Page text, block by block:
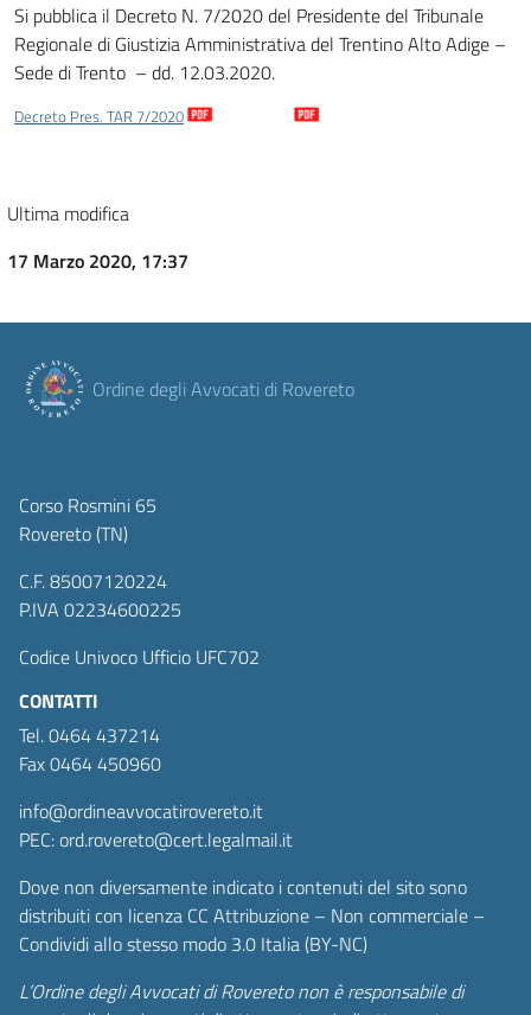
Si pubblica il Decreto N. 7/2020 del Presidente del Tribunale
Regionale di Giustizia Amministrativa del Trentino Alto Adige –
Sede di Trento – dd. 12.03.2020.
Decreto Pres. TAR 7/2020
Ultima modifica
17 Marzo 2020, 17:37
Ordine degli Avvocati di Rovereto
Corso Rosmini 65
Rovereto (TN)
C.F. 85007120224
P.IVA 02234600225
Codice Univoco Ufficio UFC702
CONTATTI
Tel. 0464 437214
Fax 0464 450960
info@ordineavvocatirovereto.it
PEC: ord.rovereto@cert.legalmail.it
Dove non diversamente indicato i contenuti del sito sono
distribuiti con licenza CC Attribuzione – Non commerciale –
Condividi allo stesso modo 3.0 Italia (BY-NC)
L’Ordine degli Avvocati di Rovereto non è responsabile di